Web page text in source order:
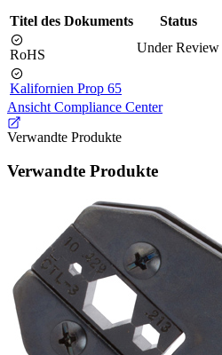
Titel des Dokuments Status
RoHS Under Review
Kalifornien Prop 65
Ansicht Compliance Center
Verwandte Produkte
Verwandte Produkte